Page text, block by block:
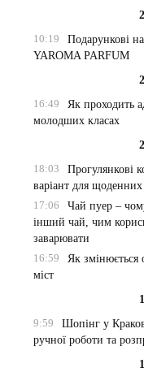
10:19
Подарункові
YAROMA PARFUM
16:49
Як проходить
молодших класах
18:03
Прогулянкові
варіант для
17:06
Чай пуер –
інший чай, чим
заварювати
16:59
Як змінюється
міст
9:59
Шопінг у
ручної роботи та